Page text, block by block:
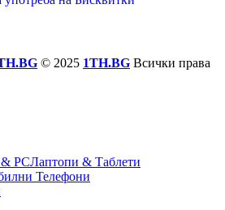
© 2025 1TH.BG Всички права
Лаптопи & Таблети
Телефони